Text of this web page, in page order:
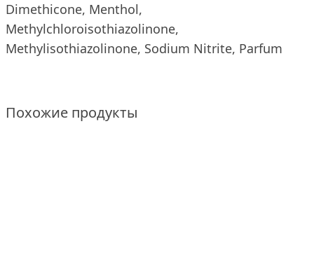
Dimethicone, Menthol,
Methylchloroisothiazolinone,
Methylisothiazolinone, Sodium Nitrite, Рarfum
Похожие продукты